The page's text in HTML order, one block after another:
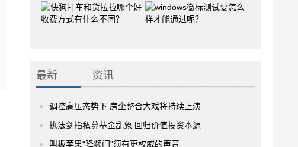
最新 资讯
调控高压态势下 房企整合大戏将持续上演
执法剑指私募基金乱象 回归价值投资本源
叫板苹果“降频门”须有更权威的声音